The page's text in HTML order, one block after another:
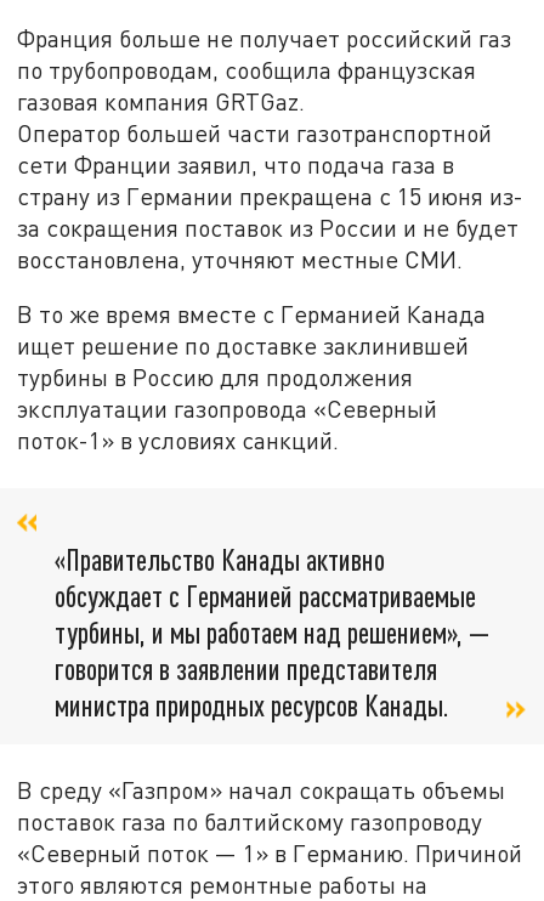
Франция больше не получает российский газ
по трубопроводам, сообщила французская
газовая компания GRTGaz.
Оператор большей части газотранспортной
сети Франции заявил, что подача газа в
страну из Германии прекращена с 15 июня из-
за сокращения поставок из России и не будет
восстановлена, уточняют местные СМИ.
В то же время вместе с Германией Канада
ищет решение по доставке заклинившей
турбины в Россию для продолжения
эксплуатации газопровода «Северный
поток-1» в условиях санкций.
«Правительство Канады активно
обсуждает с Германией рассматриваемые
турбины, и мы работаем над решением», —
говорится в заявлении представителя
министра природных ресурсов Канады.
В среду «Газпром» начал сокращать объемы
поставок газа по балтийскому газопроводу
«Северный поток — 1» в Германию. Причиной
этого являются ремонтные работы на